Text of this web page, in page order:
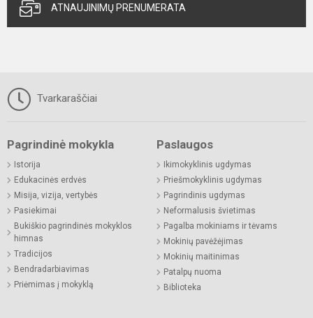
ATNAUJINIMŲ PRENUMERATA
Tvarkaraščiai
Pagrindinė mokykla
Istorija
Edukacinės erdvės
Misija, vizija, vertybės
Pasiekimai
Bukiškio pagrindinės mokyklos
himnas
Tradicijos
Bendradarbiavimas
Priėmimas į mokyklą
Paslaugos
Ikimokyklinis ugdymas
Priešmokyklinis ugdymas
Pagrindinis ugdymas
Neformalusis švietimas
Pagalba mokiniams ir tėvams
Mokinių pavėžėjimas
Mokinių maitinimas
Patalpų nuoma
Biblioteka